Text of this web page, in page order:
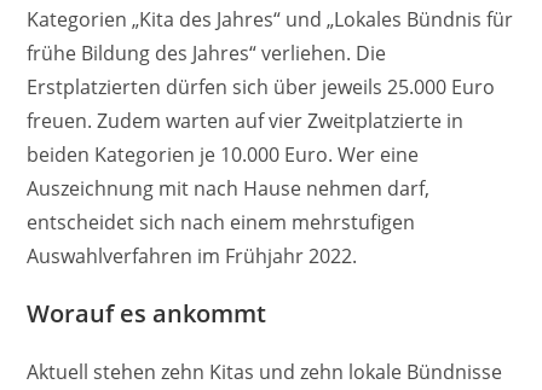
Kategorien „Kita des Jahres“ und „Lokales Bündnis für
frühe Bildung des Jahres“ verliehen. Die
Erstplatzierten dürfen sich über jeweils 25.000 Euro
freuen. Zudem warten auf vier Zweitplatzierte in
beiden Kategorien je 10.000 Euro. Wer eine
Auszeichnung mit nach Hause nehmen darf,
entscheidet sich nach einem mehrstufigen
Auswahlverfahren im Frühjahr 2022.
Worauf es ankommt
Aktuell stehen zehn Kitas und zehn lokale Bündnisse